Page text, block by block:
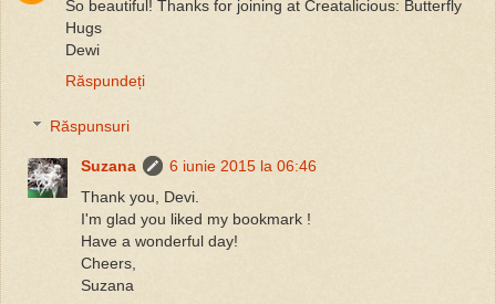
So beautiful! Thanks for joining at Creatalicious: Butterfly
Hugs
Dewi
Răspundeți
Răspunsuri
Suzana
6 iunie 2015 la 06:46
Thank you, Devi.
I'm glad you liked my bookmark !
Have a wonderful day!
Cheers,
Suzana